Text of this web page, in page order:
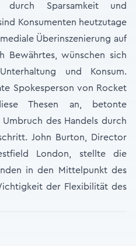
Sparsamkeit und
Konsumenten heutzutage
Überinszenierung auf
Bewährtes, wünschen sich
und Konsum.
Spokesperson von Rocket
Thesen an, betonte
des Handels durch
John Burton, Director
London, stellte die
in den Mittelpunkt des
der Flexibilität des